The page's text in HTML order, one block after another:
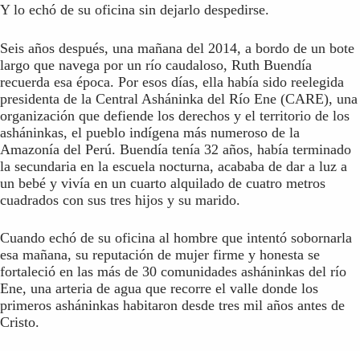
Y lo echó de su oficina sin dejarlo despedirse.
Seis años después, una mañana del 2014, a bordo de un bote
largo que navega por un río caudaloso, Ruth Buendía
recuerda esa época. Por esos días, ella había sido reelegida
presidenta de la Central Asháninka del Río Ene (CARE), una
organización que defiende los derechos y el territorio de los
asháninkas, el pueblo indígena más numeroso de la
Amazonía del Perú. Buendía tenía 32 años, había terminado
la secundaria en la escuela nocturna, acababa de dar a luz a
un bebé y vivía en un cuarto alquilado de cuatro metros
cuadrados con sus tres hijos y su marido.
Cuando echó de su oficina al hombre que intentó sobornarla
esa mañana, su reputación de mujer firme y honesta se
fortaleció en las más de 30 comunidades asháninkas del río
Ene, una arteria de agua que recorre el valle donde los
primeros asháninkas habitaron desde tres mil años antes de
Cristo.